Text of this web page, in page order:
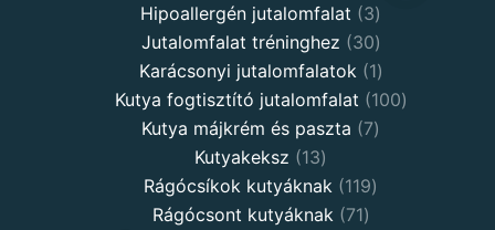
Hipoallergén jutalomfalat 33
products
Jutalomfalat tréninghez 3030
products
Karácsonyi jutalomfalatok 11
product
Kutya fogtisztító jutalomfalat 100100
Kutya májkrém és paszta 77
Kutyakeksz 1313
products
Rágócsíkok kutyáknak 119119
Rágócsont kutyáknak 7171